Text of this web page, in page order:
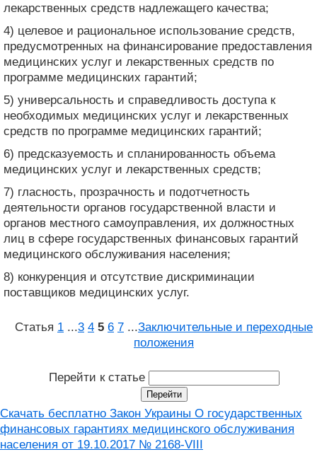
лекарственных средств надлежащего качества;
4) целевое и рациональное использование средств,
предусмотренных на финансирование предоставления
медицинских услуг и лекарственных средств по
программе медицинских гарантий;
5) универсальность и справедливость доступа к
необходимых медицинских услуг и лекарственных
средств по программе медицинских гарантий;
6) предсказуемость и спланированность объема
медицинских услуг и лекарственных средств;
7) гласность, прозрачность и подотчетность
деятельности органов государственной власти и
органов местного самоуправления, их должностных
лиц в сфере государственных финансовых гарантий
медицинского обслуживания населения;
8) конкуренция и отсутствие дискриминации
поставщиков медицинских услуг.
Статья 1 ...3 4 5 6 7 ...Заключительные и переходные
положения
Перейти к статье
Скачать бесплатно Закон Украины О государственных
финансовых гарантиях медицинского обслуживания
населения от 19.10.2017 № 2168-VIII